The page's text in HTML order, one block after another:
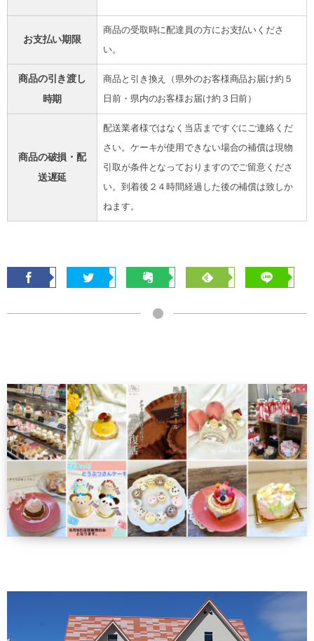
お支払い期限
商品の受取時に配達員の方にお支払いくださ
い。
商品の引き渡し
時期
商品と引き換え（県外のお客様商品お届け約５
日前・県内のお客様お届け約３日前）
商品の破損・配
送遅延
配送業者様ではなく当店まですぐにご連絡くだ
さい。ケーキが使用できない場合の補償は現物
引取が条件となっておりますのでご留意くださ
い。到着後２４時間経過した後の補償は致しか
ねます。